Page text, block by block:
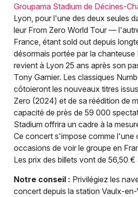
Groupama Stadium de Décines-
Lyon, pour l'une des deux seules
leur From Zero World Tour —
France, étant sold out depuis
désormais portée par la chanteuse
revient à Lyon 25 ans après son
Tony Garnier. Les classiques
côtoieront les nouveaux titres
Zero (2024) et de sa réédition de
capacité de près de 59 000
Stadium offrira un cadre à la
Ce concert s'impose comme l'une
occasions de voir le groupe en
Les prix des billets vont de 56,50 €
Notre conseil : Privilégiez les
concert depuis la station Vaulx-en-